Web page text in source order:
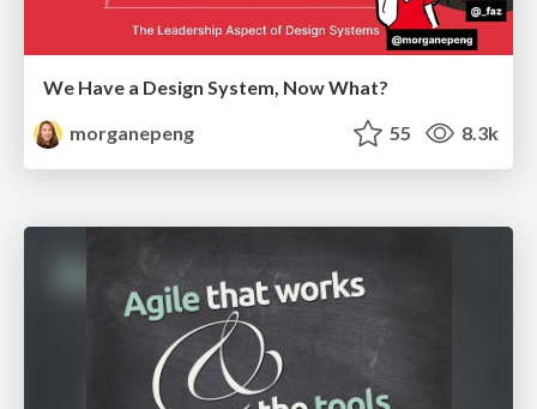
We Have a Design System, Now What?
morganepeng
55 8.3k